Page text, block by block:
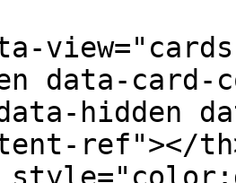
data-
hidden
ref"></